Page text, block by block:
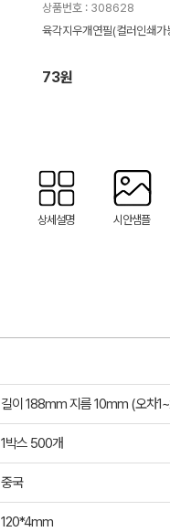
상품번호 : 308628
육각지우개연필(컬러인쇄가
73원
상세설명 시안샘플
길이 188mm 지름 10mm (오차
1박스 500개
중국
120*4mm